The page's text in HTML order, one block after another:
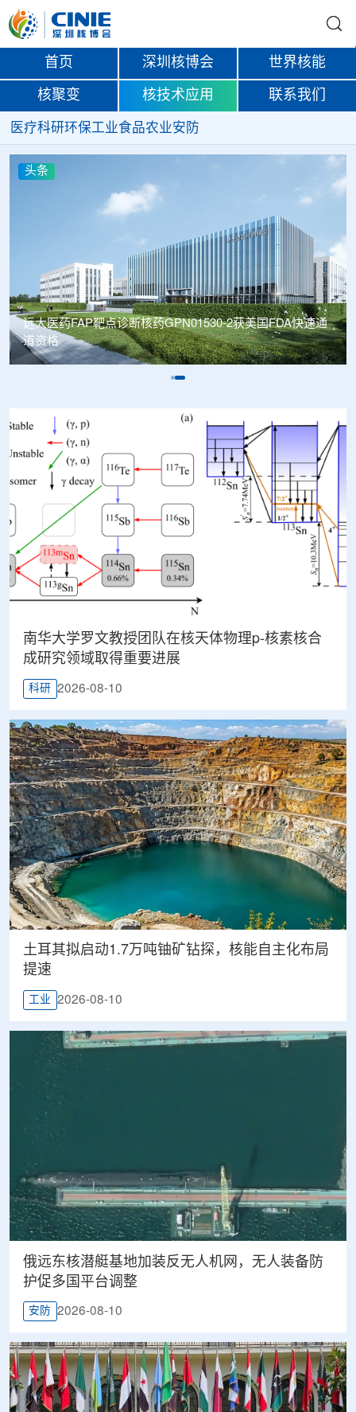
首页 深圳核博会 世界核能
核聚变 核技术应用 联系我们
医疗科研环保工业食品农业安防
头条
远大医药FAP靶点诊断核药GPN01530-2获美国FDA快速通
道资格
南华大学罗文教授团队在核天体物理p-核素核合
成研究领域取得重要进展
科研 2026-08-10
土耳其拟启动1.7万吨铀矿钻探，核能自主化布局
提速
工业 2026-08-10
俄远东核潜艇基地加装反无人机网，无人装备防
护促多国平台调整
安防 2026-08-10